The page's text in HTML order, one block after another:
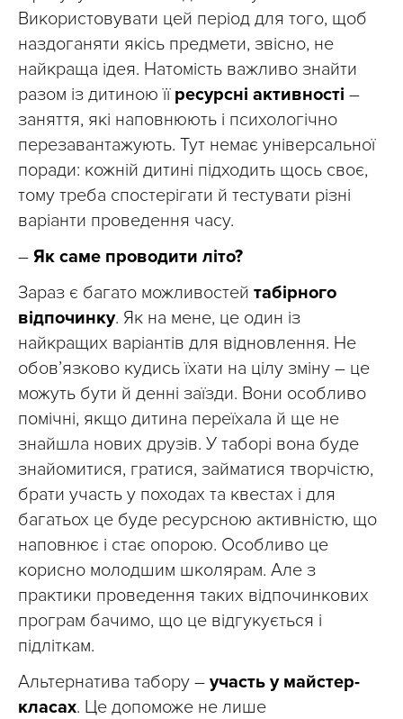
Використовувати цей період для того, щоб
наздоганяти якісь предмети, звісно, не
найкраща ідея. Натомість важливо знайти
разом із дитиною її ресурсні активності –
заняття, які наповнюють і психологічно
перезавантажують. Тут немає універсальної
поради: кожній дитині підходить щось своє,
тому треба спостерігати й тестувати різні
варіанти проведення часу.
– Як саме проводити літо?
Зараз є багато можливостей табірного
відпочинку. Як на мене, це один із
найкращих варіантів для відновлення. Не
обов’язково кудись їхати на цілу зміну – це
можуть бути й денні заїзди. Вони особливо
помічні, якщо дитина переїхала й ще не
знайшла нових друзів. У таборі вона буде
знайомитися, гратися, займатися творчістю,
брати участь у походах та квестах і для
багатьох це буде ресурсною активністю, що
наповнює і стає опорою. Особливо це
корисно молодшим школярам. Але з
практики проведення таких відпочинкових
програм бачимо, що це відгукується і
підліткам.
Альтернатива табору – участь у майстер-
класах. Це допоможе не лише